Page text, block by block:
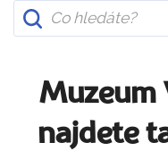
Muzeum
najdete